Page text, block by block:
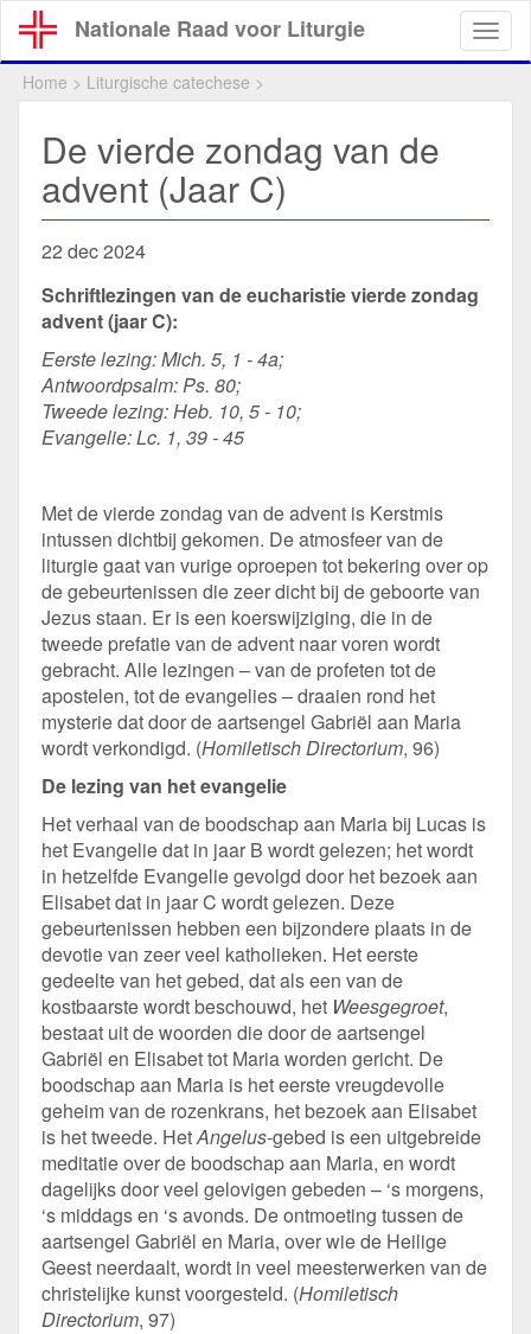
Overslaan
en
naar
Nationale Raad voor Liturgie
Home > Liturgische catechese >
De vierde zondag van de
advent (Jaar C)
22 dec 2024
Schriftlezingen van de eucharistie vierde zondag
advent (jaar C):
Eerste lezing:Mich. 5, 1 - 4a;
Antwoordpsalm:Ps. 80;
Tweede lezing:Heb. 10, 5 - 10;
Evangelie:Lc. 1, 39 - 45
Met de vierde zondag van de advent is Kerstmis
intussen dichtbij gekomen. De atmosfeer van de
liturgie gaat van vurige oproepen tot bekering over op
de gebeurtenissen die zeer dicht bij de geboorte van
Jezus staan. Er is een koerswijziging, die in de
tweede prefatie van de advent naar voren wordt
gebracht. Alle lezingen – van de profeten tot de
apostelen, tot de evangelies – draaien rond het
mysterie dat door de aartsengel Gabriël aan Maria
wordt verkondigd. (Homiletisch Directorium, 96)
De lezing van het evangelie
Het verhaal van de boodschap aan Maria bij Lucas is
het Evangelie dat in jaar B wordt gelezen; het wordt
in hetzelfde Evangelie gevolgd door het bezoek aan
Elisabet dat in jaar C wordt gelezen. Deze
gebeurtenissen hebben een bijzondere plaats in de
devotie van zeer veel katholieken. Het eerste
gedeelte van het gebed, dat als een van de
kostbaarste wordt beschouwd, het Weesgegroet,
bestaat uit de woorden die door de aartsengel
Gabriël en Elisabet tot Maria worden gericht. De
boodschap aan Maria is het eerste vreugdevolle
geheim van de rozenkrans, het bezoek aan Elisabet
is het tweede. HetAngelus-gebed is een uitgebreide
meditatie over de boodschap aan Maria, en wordt
dagelijks door veel gelovigen gebeden – ‘s morgens,
‘s middags en ‘s avonds. De ontmoeting tussen de
aartsengel Gabriël en Maria, over wie de Heilige
Geest neerdaalt, wordt in veel meesterwerken van de
christelijke kunst voorgesteld. (Homiletisch
Directorium, 97)